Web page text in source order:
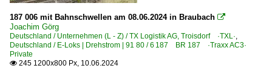
187 006 mit Bahnschwellen am 08.06.2024 in Braubach 
Joachim Görg
Deutschland / Unternehmen (L - Z) / TX Logistik AG, Troisdorf ·TXL·
Deutschland / E-Loks | Drehstrom | 91 80 / 6 187 BR 187 ·Traxx AC3·
Private
 245 1200x800 Px, 10.06.2024